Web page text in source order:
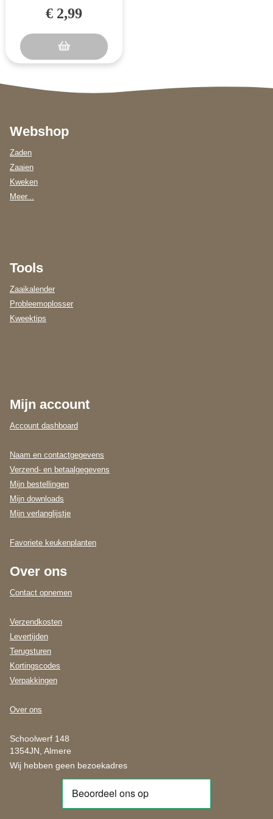
gebruikt als zoetstof.
€ 2,99
Webshop
Zaden
Zaaien
Kweken
Meer...
Tools
Zaaikalender
Probleemoplosser
Kweektips
Mijn account
Account dashboard
Naam en contactgegevens
Verzend- en betaalgegevens
Mijn bestellingen
Mijn downloads
Mijn verlanglijstje
Favoriete keukenplanten
Over ons
Contact opnemen
Verzendkosten
Levertijden
Terugsturen
Kortingscodes
Verpakkingen
Over ons
Schoolwerf 148
1354JN, Almere
Wij hebben geen bezoekadres